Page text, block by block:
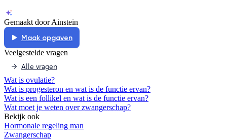
Gemaakt door Ainstein
Maak opgaven
Veelgestelde vragen
Alle vragen
Wat is ovulatie?
Wat is progesteron en wat is de functie ervan?
Wat is een follikel en wat is de functie ervan?
Wat moet je weten over zwangerschap?
Bekijk ook
Hormonale regeling man
Zwangerschap